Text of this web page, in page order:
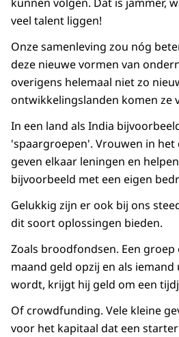
kunnen volgen. Dat is jammer,
veel talent liggen!
Onze samenleving zou nóg
deze nieuwe vormen van
overigens helemaal niet zo
ontwikkelingslanden komen ze
In een land als India
'spaargroepen'. Vrouwen in het
geven elkaar leningen en
bijvoorbeeld met een eigen
Gelukkig zijn er ook bij ons
dit soort oplossingen bieden.
Zoals broodfondsen. Een
maand geld opzij en als
wordt, krijgt hij geld om een
Of crowdfunding. Vele kleine
voor het kapitaal dat een